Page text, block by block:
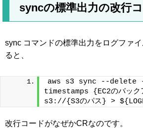
syncの標準出力の改行
sync コマンドの標準出力をログファ
ると、
aws s3 sync --delete
timestamps {EC2のバック
s3://{S3のパス} >
改行コードがなぜかCRなのです。